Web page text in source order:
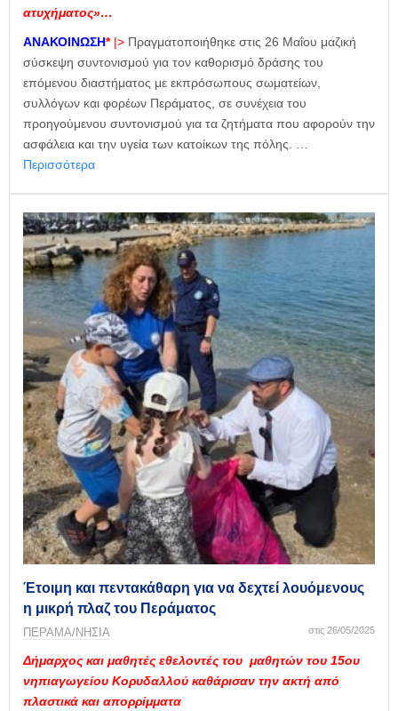
ατυχήματος»…
ΑΝΑΚΟΙΝΩΣΗ* |> Πραγματοποιήθηκε στις 26 Μαΐου μαζική
σύσκεψη συντονισμού για τον καθορισμό δράσης του
επόμενου διαστήματος με εκπρόσωπους σωματείων,
συλλόγων και φορέων Περάματος, σε συνέχεια του
προηγούμενου συντονισμού για τα ζητήματα που αφορούν την
ασφάλεια και την υγεία των κατοίκων της πόλης. …
Περισσότερα
Έτοιμη και πεντακάθαρη για να δεχτεί λουόμενους
η μικρή πλαζ του Περάματος
ΠΕΡΑΜΑ/ΝΗΣΙΑ στις 26/05/2025
Δήμαρχος και μαθητές εθελοντές του μαθητών του 15ου
νηπιαγωγείου Κορυδαλλού καθάρισαν την ακτή από
πλαστικά και απορρίμματα